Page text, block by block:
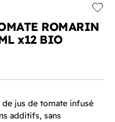
ROMARIN
x12 BIO
jus de tomate infusé
additifs, sans